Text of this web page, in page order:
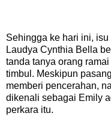
Sehingga ke hari ini,
Laudya Cynthia Bella
tanda tanya orang
timbul. Meskipun
memberi pencerahan,
dikenali sebagai Emily
perkara itu.